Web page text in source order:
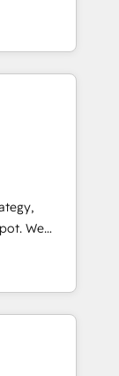
that
We
by
to
As the